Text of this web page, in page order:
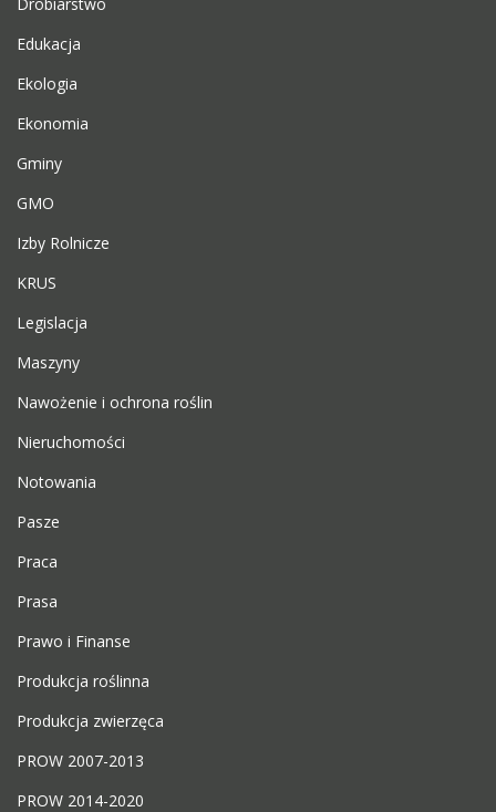
Edukacja
Ekologia
Ekonomia
Gminy
GMO
Izby Rolnicze
KRUS
Legislacja
Maszyny
Nawożenie i ochrona roślin
Nieruchomości
Notowania
Pasze
Praca
Prasa
Prawo i Finanse
Produkcja roślinna
Produkcja zwierzęca
PROW 2007-2013
PROW 2014-2020